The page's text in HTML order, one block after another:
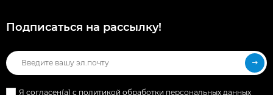
Подписаться на рассылкy!
Я согласен(a) с политикой обработки персональных данных